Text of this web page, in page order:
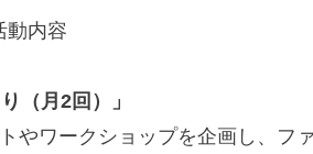
動内容
（月2回）」
やワークショップを企画し、フ